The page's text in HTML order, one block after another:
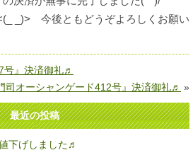
_)> 今後ともどうぞよろしくお願い
号』決済御礼♬
司オーシャンゲード412号』決済御礼♬ »
最近の投稿
下げしました♬